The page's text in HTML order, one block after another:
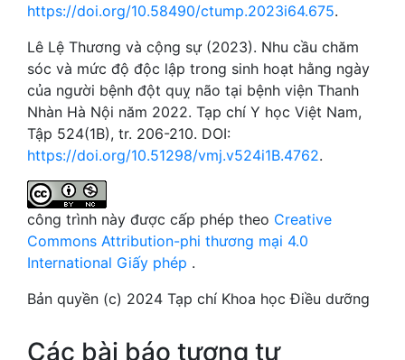
https://doi.org/10.58490/ctump.2023i64.675.
Lê Lệ Thương và cộng sự (2023). Nhu cầu chăm
sóc và mức độ độc lập trong sinh hoạt hằng ngày
của người bệnh đột quỵ não tại bệnh viện Thanh
Nhàn Hà Nội năm 2022. Tạp chí Y học Việt Nam,
Tập 524(1B), tr. 206-210. DOI:
https://doi.org/10.51298/vmj.v524i1B.4762.
công trình này được cấp phép theo Creative
Commons Attribution-phi thương mại 4.0
International Giấy phép .
Bản quyền (c) 2024 Tạp chí Khoa học Điều dưỡng
Các bài báo tương tự